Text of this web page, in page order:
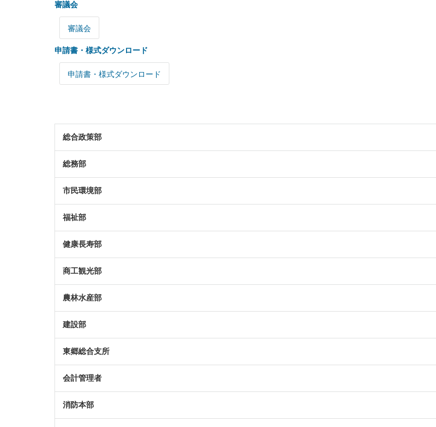
審議会
審議会
申請書・様式ダウンロード
申請書・様式ダウンロード
総合政策部
総務部
市民環境部
福祉部
健康長寿部
商工観光部
農林水産部
建設部
東郷総合支所
会計管理者
消防本部